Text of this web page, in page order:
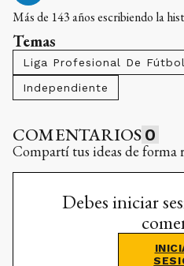
Más de 143 años escribiendo la
Temas
Liga Profesional De Fútbol
Independiente
COMENTARIOS 0
Compartí tus ideas de forma
Debes iniciar